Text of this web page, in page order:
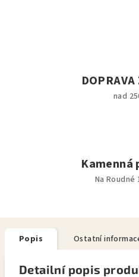
nad
Kamenná
Na Roudné
Popis Ostatní
Detailní popis